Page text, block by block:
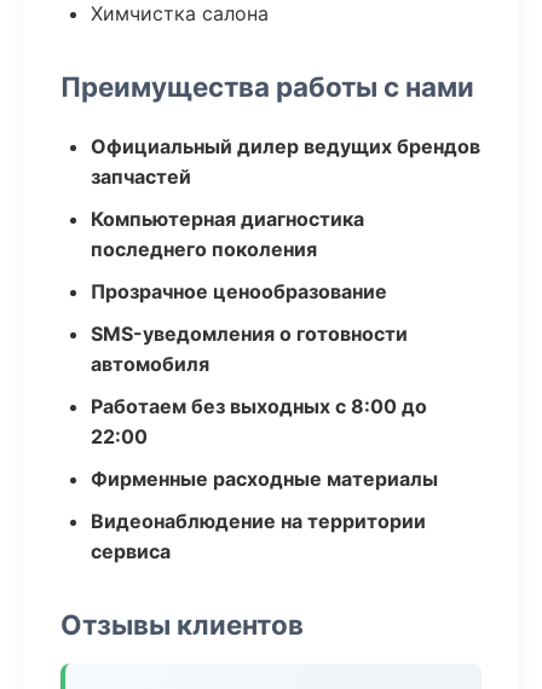
Химчистка салона
Преимущества работы с нами
Официальный дилер ведущих брендов
запчастей
Компьютерная диагностика
последнего поколения
Прозрачное ценообразование
SMS-уведомления о готовности
автомобиля
Работаем без выходных с 8:00 до
22:00
Фирменные расходные материалы
Видеонаблюдение на территории
сервиса
Отзывы клиентов